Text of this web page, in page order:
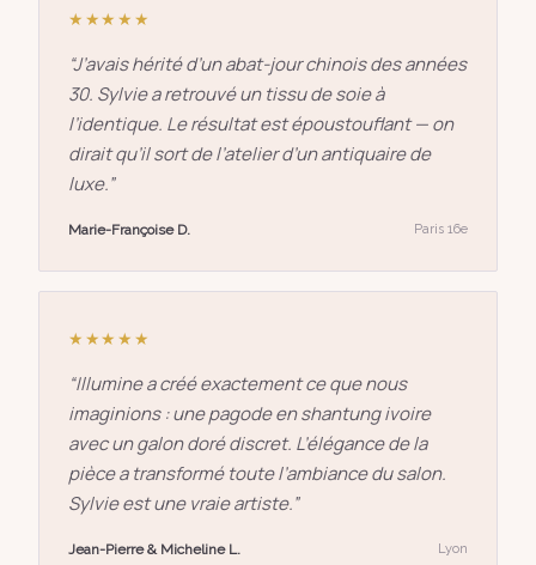
★★★★★
“J’avais hérité d’un abat-jour chinois des années
30. Sylvie a retrouvé un tissu de soie à
l’identique. Le résultat est époustouflant — on
dirait qu’il sort de l’atelier d’un antiquaire de
luxe.”
Marie-Françoise D. Paris 16e
★★★★★
“Illumine a créé exactement ce que nous
imaginions : une pagode en shantung ivoire
avec un galon doré discret. L’élégance de la
pièce a transformé toute l’ambiance du salon.
Sylvie est une vraie artiste.”
Jean-Pierre & Micheline L. Lyon